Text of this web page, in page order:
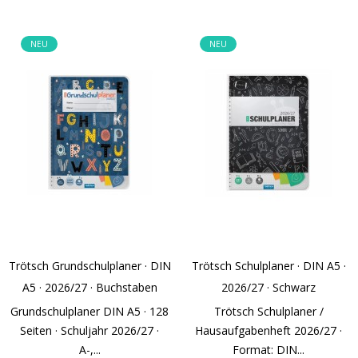
Trötsch Grundschulplaner · DIN
A5 · 2026/27 · Buchstaben
Grundschulplaner DIN A5 · 128
Seiten · Schuljahr 2026/27 ·
A-,...
NEU
Trötsch Schulplaner · DIN A5 ·
2026/27 · Schwarz
Trötsch Schulplaner /
Hausaufgabenheft 2026/27 ·
Format: DIN...
NEU